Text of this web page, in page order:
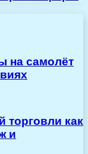
на самолёт
торговли как
и